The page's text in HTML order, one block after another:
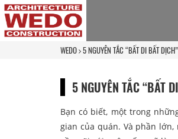
WEDO 5 NGUYÊN TẮC “BẤT DI BẤT
5 NGUYÊN TẮC “BẤT
Bạn có biết, một trong
gian của quán. Và phần lớn,